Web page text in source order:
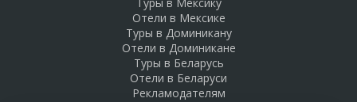
Отели в Мексике
Туры в Доминикану
Отели в Доминикане
Туры в Беларусь
Отели в Беларуси
Рекламодателям